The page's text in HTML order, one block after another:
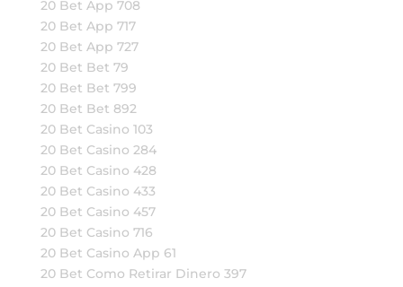
20 Bet App 708
20 Bet App 717
20 Bet App 727
20 Bet Bet 79
20 Bet Bet 799
20 Bet Bet 892
20 Bet Casino 103
20 Bet Casino 284
20 Bet Casino 428
20 Bet Casino 433
20 Bet Casino 457
20 Bet Casino 716
20 Bet Casino App 61
20 Bet Como Retirar Dinero 397